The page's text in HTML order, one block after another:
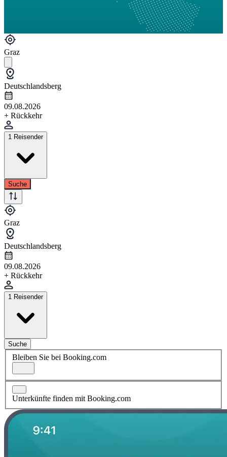
Graz
Deutschlandsberg
09.08.2026
+ Rückkehr
1 Reisender
Suche
Graz
Deutschlandsberg
09.08.2026
+ Rückkehr
1 Reisender
Suche
Bleiben Sie bei Booking.com
Unterkünfte finden mit Booking.com